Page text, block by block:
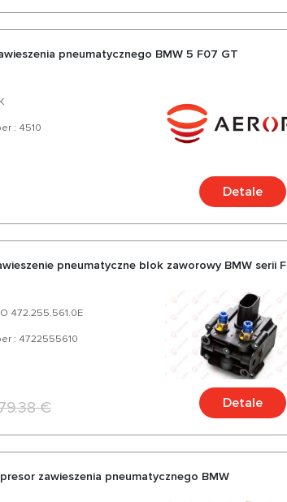
pneumatycznego BMW 5 F07 GT
: 4510
Detale
pneumatyczne blok zaworowy BMW serii F
472.255.561.0E
: 4722555610
€ Detale
zawieszenia pneumatycznego BMW